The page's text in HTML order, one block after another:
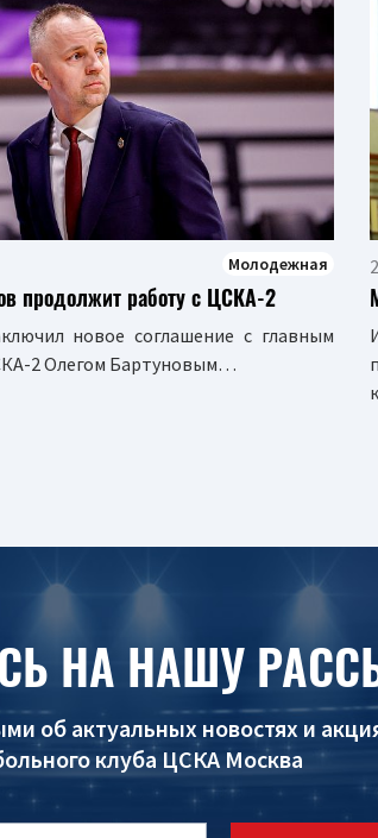
Молодежная
продолжит работу с ЦСКА-2
новое соглашение с главным
2 Олегом Бартуновым…
НА НАШУ
об актуальных новостях и
клуба ЦСКА Москва